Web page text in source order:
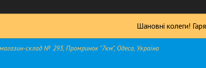
Шановні колеги!
склад № 293, Промринок "7км", Одеса, Україна